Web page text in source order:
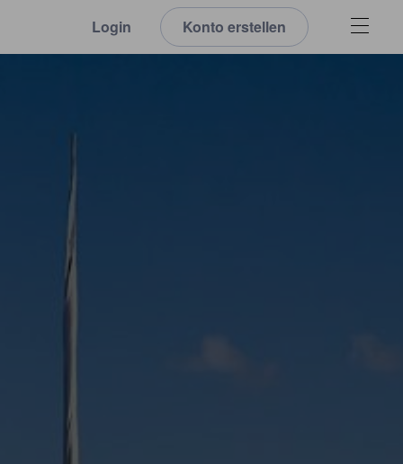
Login Konto erstellen